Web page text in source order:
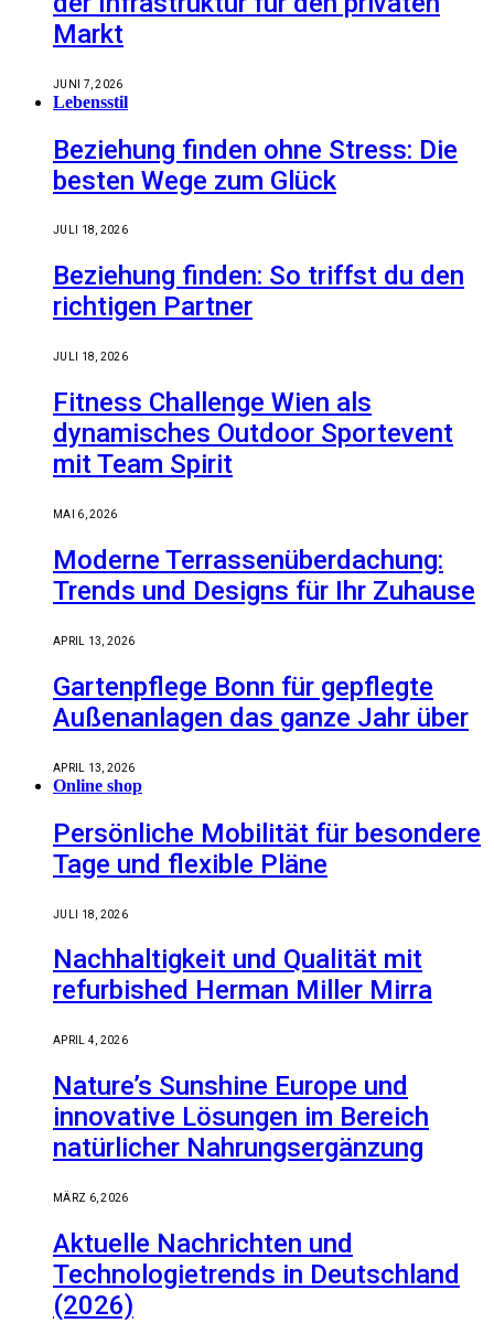
Markt
JUNI 7, 2026
Lebensstil
Beziehung finden ohne Stress: Die
besten Wege zum Glück
JULI 18, 2026
Beziehung finden: So triffst du den
richtigen Partner
JULI 18, 2026
Fitness Challenge Wien als
dynamisches Outdoor Sportevent
mit Team Spirit
MAI 6, 2026
Moderne Terrassenüberdachung:
Trends und Designs für Ihr Zuhause
APRIL 13, 2026
Gartenpflege Bonn für gepflegte
Außenanlagen das ganze Jahr über
APRIL 13, 2026
Online shop
Persönliche Mobilität für besondere
Tage und flexible Pläne
JULI 18, 2026
Nachhaltigkeit und Qualität mit
refurbished Herman Miller Mirra
APRIL 4, 2026
Nature’s Sunshine Europe und
innovative Lösungen im Bereich
natürlicher Nahrungsergänzung
MÄRZ 6, 2026
Aktuelle Nachrichten und
Technologietrends in Deutschland
(2026)